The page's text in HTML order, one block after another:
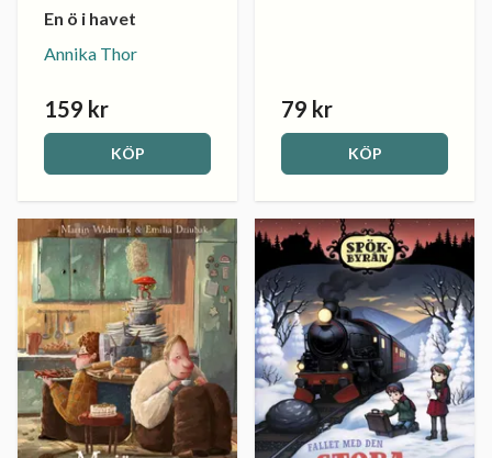
En ö i havet
Annika Thor
159 kr
KÖP
79 kr
KÖP